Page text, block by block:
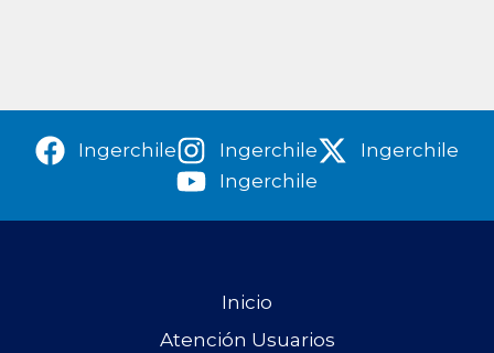
Ingerchile Ingerchile
Ingerchile
Ingerchile
Inicio
Atención Usuarios